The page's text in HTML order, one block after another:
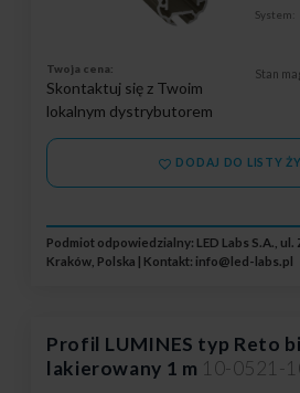
System:
Twoja cena:
Skontaktuj się z Twoim
lokalnym dystrybutorem
Stan
DODAJ DO LISTY
Podmiot odpowiedzialny: LED Labs S.A.,
Kraków, Polska | Kontakt: info@led-labs.pl
Profil LUMINES typ Reto
lakierowany 1 m 10-0521-